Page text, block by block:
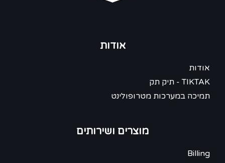
אודות
אודות
TIKTAK - תיק תק
תמיכה במערכות מטרופולינט
מוצרים ושירותים
Billing